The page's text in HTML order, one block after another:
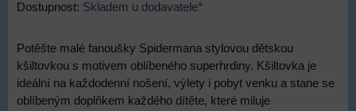
Dostupnost: Skladem u dodavatele*
Potěšte malé fanoušky Spidermana stylovou dětskou
kšiltovkou s motivem oblíbeného superhrdiny. Kšiltovka je
ideální na každodenní nošení, výlety i pobyt venku a stane se
oblíbeným doplňkem každého dítěte, které miluje